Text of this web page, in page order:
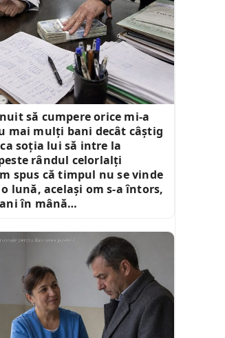
să cumpere orice mi-a
mai mulți bani decât câștig
soția lui să intre la
rândul celorlalți
spus că timpul nu se vinde
lună, același om s-a întors,
în mână…